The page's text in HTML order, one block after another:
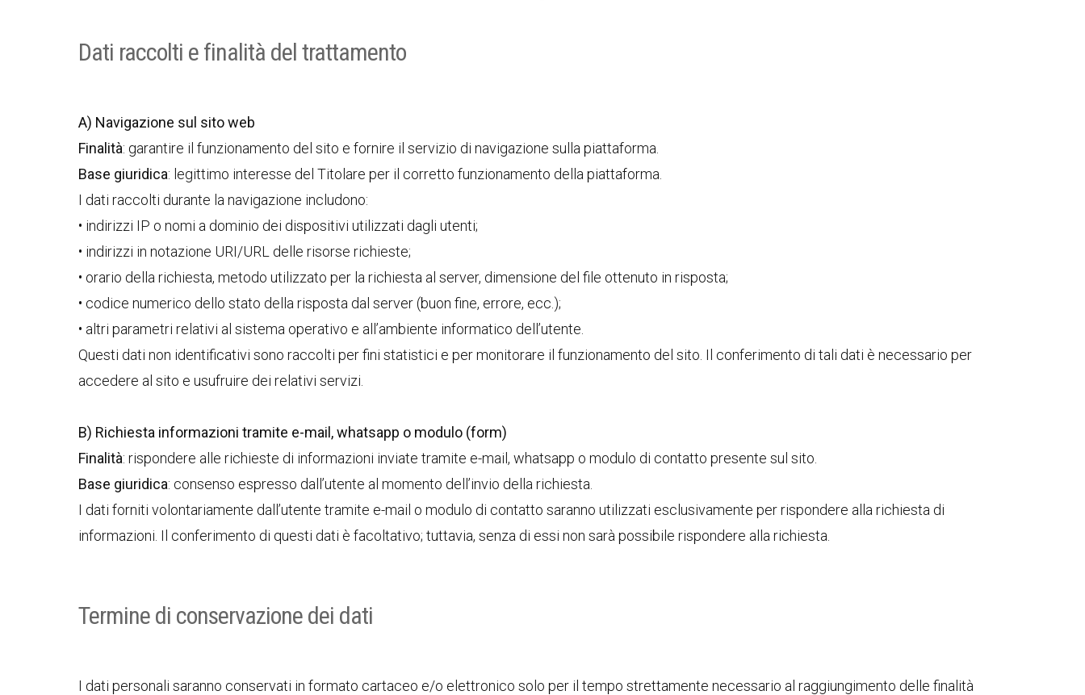
Dati raccolti e finalità del trattamento
A) Navigazione sul sito web
Finalità: garantire il funzionamento del sito e fornire il servizio di navigazione sulla piattaforma.
Base giuridica: legittimo interesse del Titolare per il corretto funzionamento della piattaforma.
I dati raccolti durante la navigazione includono:
• indirizzi IP o nomi a dominio dei dispositivi utilizzati dagli utenti;
• indirizzi in notazione URI/URL delle risorse richieste;
• orario della richiesta, metodo utilizzato per la richiesta al server, dimensione del file ottenuto in risposta;
• codice numerico dello stato della risposta dal server (buon fine, errore, ecc.);
• altri parametri relativi al sistema operativo e all’ambiente informatico dell’utente.
Questi dati non identificativi sono raccolti per fini statistici e per monitorare il funzionamento del sito. Il conferimento di tali dati è necessario per
accedere al sito e usufruire dei relativi servizi.
B) Richiesta informazioni tramite e-mail, whatsapp o modulo (form)
Finalità: rispondere alle richieste di informazioni inviate tramite e-mail, whatsapp o modulo di contatto presente sul sito.
Base giuridica: consenso espresso dall’utente al momento dell’invio della richiesta.
I dati forniti volontariamente dall’utente tramite e-mail o modulo di contatto saranno utilizzati esclusivamente per rispondere alla richiesta di
informazioni. Il conferimento di questi dati è facoltativo; tuttavia, senza di essi non sarà possibile rispondere alla richiesta.
Termine di conservazione dei dati
I dati personali saranno conservati in formato cartaceo e/o elettronico solo per il tempo strettamente necessario al raggiungimento delle finalità